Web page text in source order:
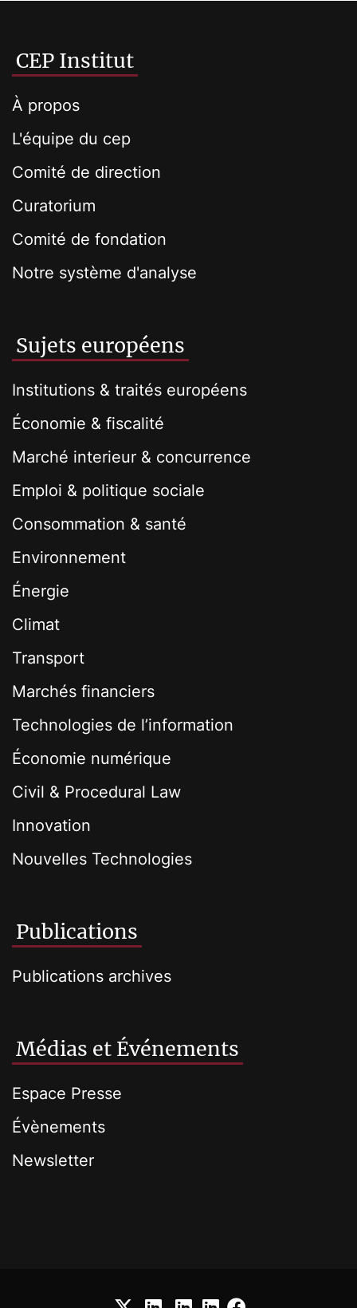
CEP Institut
À propos
L'équipe du cep
Comité de direction
Curatorium
Comité de fondation
Notre système d'analyse
Sujets européens
Institutions & traités européens
Économie & fiscalité
Marché interieur & concurrence
Emploi & politique sociale
Consommation & santé
Environnement
Énergie
Climat
Transport
Marchés financiers
Technologies de l’information
Économie numérique
Civil & Procedural Law
Innovation
Nouvelles Technologies
Publications
Publications archives
Médias et Événements
Espace Presse
Évènements
Newsletter